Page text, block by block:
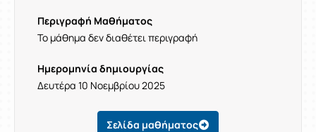
Περιγραφή Μαθήματος
Το μάθημα δεν διαθέτει περιγραφή
Ημερομηνία δημιουργίας
Δευτέρα 10 Νοεμβρίου 2025
Σελίδα μαθήματος